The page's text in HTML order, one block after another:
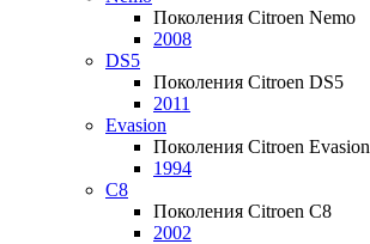
Поколения Citroen Nemo
2008
DS5
Поколения Citroen DS5
2011
Evasion
Поколения Citroen Evasion
1994
C8
Поколения Citroen C8
2002